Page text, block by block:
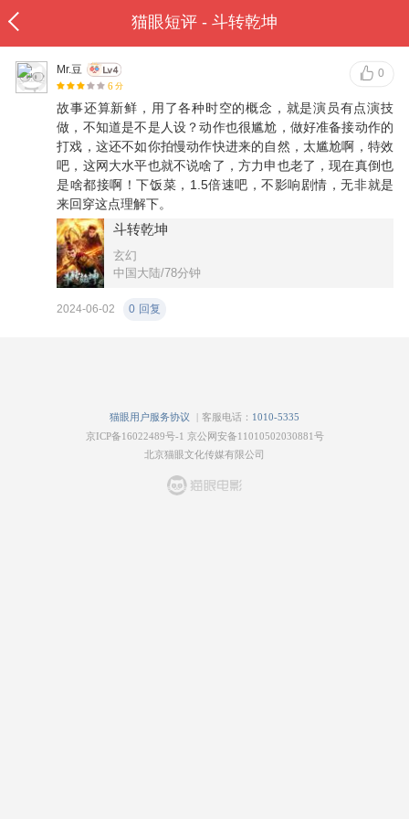
猫眼短评 - 斗转乾坤
Mr.豆
6 分
0
故事还算新鲜，用了各种时空的概念，就是演员有点演技
做，不知道是不是人设？动作也很尴尬，做好准备接动作的
打戏，这还不如你拍慢动作快进来的自然，太尴尬啊，特效
吧，这网大水平也就不说啥了，方力申也老了，现在真倒也
是啥都接啊！下饭菜，1.5倍速吧，不影响剧情，无非就是
来回穿这点理解下。
斗转乾坤
玄幻
中国大陆/78分钟
2024-06-02 0 回复
猫眼用户服务协议 | 客服电话： 1010-5335
京ICP备16022489号-1 京公网安备11010502030881号
北京猫眼文化传媒有限公司